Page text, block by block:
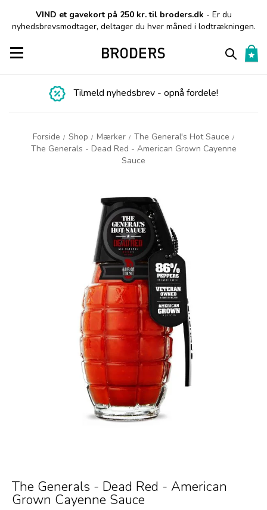
VIND et gavekort på 250 kr. til broders.dk - Er du
nyhedsbrevsmodtager, deltager du hver måned i lodtrækningen.
Toggle navigation
Tilmeld nyhedsbrev - opnå fordele!
Forside / Shop / Mærker / The General's Hot Sauce /
The Generals - Dead Red - American Grown Cayenne
Sauce
The Generals - Dead Red - American
Grown Cayenne Sauce